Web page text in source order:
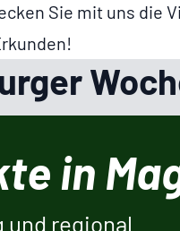
in
und regional
Sie mit uns die